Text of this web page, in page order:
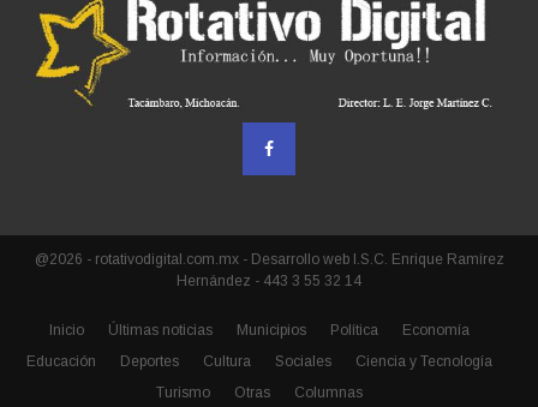
@2026 - rotativodigital.com.mx - Desarrollo web I.S.C. Enrique Ramírez
Hernández - 443 3 55 32 14
Inicio Últimas noticias Municipios Política
Economía
Educación
Deportes Cultura Sociales
Ciencia y Tecnología
Turismo
Otras Columnas